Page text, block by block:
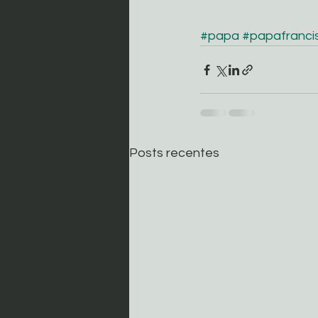
#papa
Posts recentes